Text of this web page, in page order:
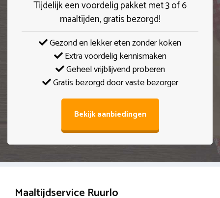
Tijdelijk een voordelig pakket met 3 of 6
maaltijden, gratis bezorgd!
Gezond en lekker eten zonder koken
Extra voordelig kennismaken
Geheel vrijblijvend proberen
Gratis bezorgd door vaste bezorger
Bekijk aanbiedingen
Maaltijdservice Ruurlo